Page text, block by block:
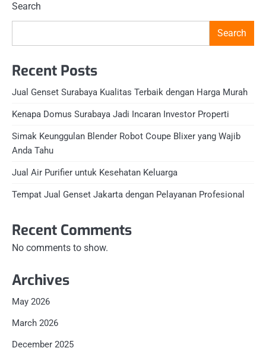
Search
Search
Recent Posts
Jual Genset Surabaya Kualitas Terbaik dengan Harga Murah
Kenapa Domus Surabaya Jadi Incaran Investor Properti
Simak Keunggulan Blender Robot Coupe Blixer yang Wajib
Anda Tahu
Jual Air Purifier untuk Kesehatan Keluarga
Tempat Jual Genset Jakarta dengan Pelayanan Profesional
Recent Comments
No comments to show.
Archives
May 2026
March 2026
December 2025